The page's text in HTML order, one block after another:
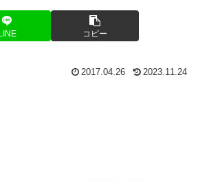
コピー
2017.04.26 2023.11.24